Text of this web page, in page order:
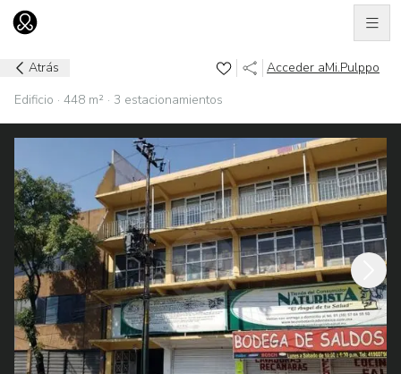
Ir al home
Atrás Acceder aMi.Pulppo
Edificio · 448 m² · 3 estacionamientos